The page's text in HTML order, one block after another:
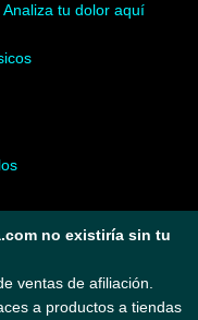
tu dolor aquí
no existiría sin tu
ventas de afiliación.
a productos a tiendas